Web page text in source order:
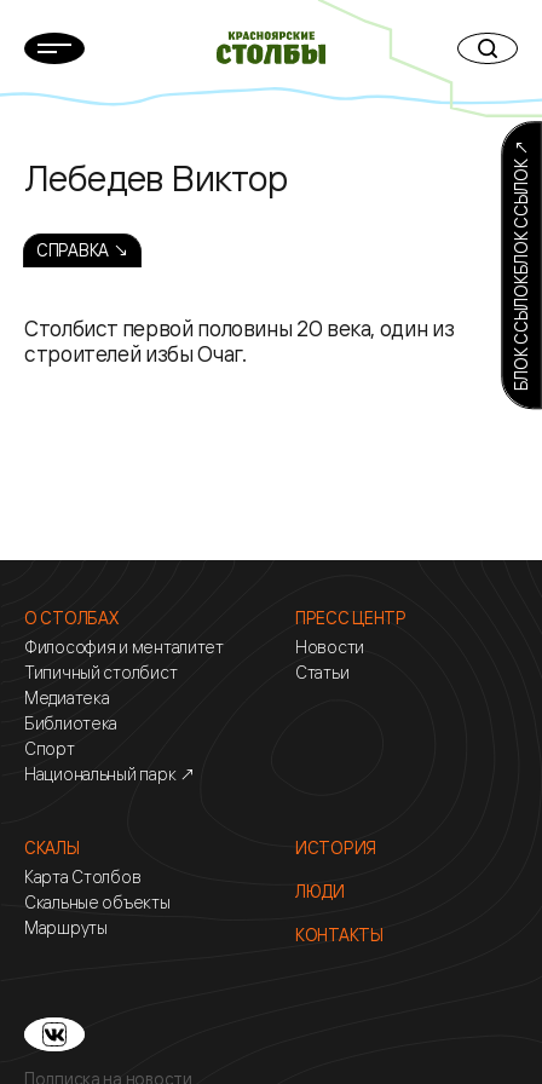
Лебедев Виктор
СПРАВКА ↘
Столбист первой половины 20 века, один из
строителей избы Очаг.
БЛОК ССЫЛОКБЛОК ССЫЛОК ↗
О СТОЛБАХ
Философия и менталитет
Типичный столбист
Медиатека
Библиотека
Спорт
Национальный парк ↗
ПРЕСС ЦЕНТР
Новости
Статьи
СКАЛЫ
Карта Столбов
Скальные объекты
Маршруты
ИСТОРИЯ
ЛЮДИ
КОНТАКТЫ
Подписка на новости